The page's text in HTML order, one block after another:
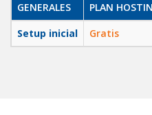
GENERALES PLAN
Setup inicial
Gratis